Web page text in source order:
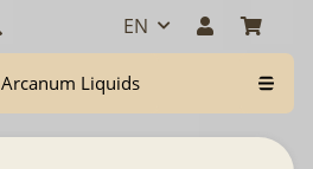
EN
Arcanum Liquids